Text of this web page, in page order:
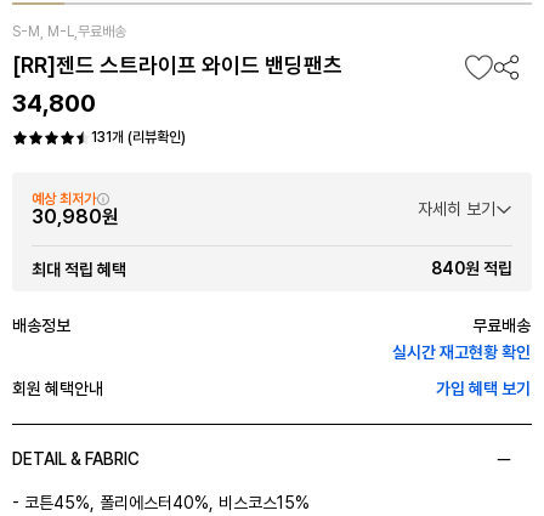
S-M, M-L,무료배송
[RR]젠드 스트라이프 와이드 밴딩팬츠
34,800
131개 (리뷰확인)
예상 최저가
30,980원 자세히 보기
최대 적립 혜택 840원 적립
배송정보
무료배송
실시간 재고현황 확인
회원 혜택안내
가입 혜택 보기
DETAIL & FABRIC
- 코튼45%, 폴리에스터40%, 비스코스15%